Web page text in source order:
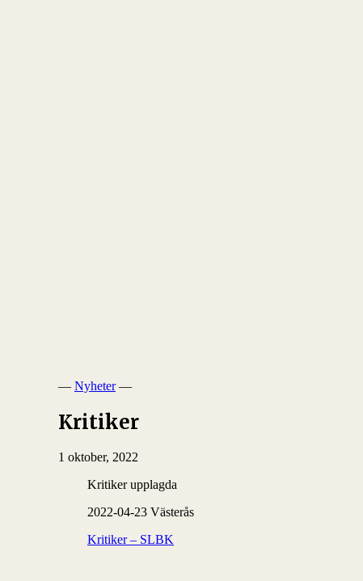
— Nyheter—
Kritiker
1 oktober, 2022
Kritiker upplagda
2022-04-23 Västerås
Kritiker – SLBK